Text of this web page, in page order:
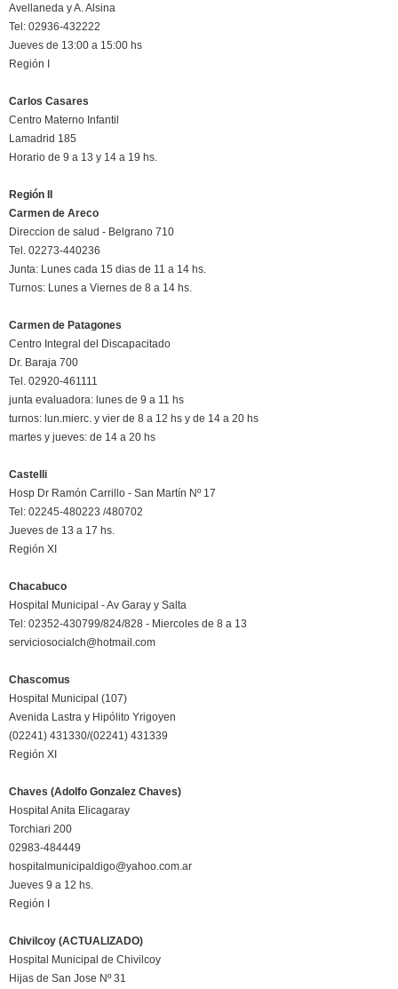
Avellaneda y A. Alsina
Tel: 02936-432222
Jueves de 13:00 a 15:00 hs
Región I
Carlos Casares
Centro Materno Infantil
Lamadrid 185
Horario de 9 a 13 y 14 a 19 hs.
Región II
Carmen de Areco
Direccion de salud - Belgrano 710
Tel. 02273-440236
Junta: Lunes cada 15 dias de 11 a 14 hs.
Turnos: Lunes a Viernes de 8 a 14 hs.
Carmen de Patagones
Centro Integral del Discapacitado
Dr. Baraja 700
Tel. 02920-461111
junta evaluadora: lunes de 9 a 11 hs
turnos: lun.mierc. y vier de 8 a 12 hs y de 14 a 20 hs
martes y jueves: de 14 a 20 hs
Castelli
Hosp Dr Ramón Carrillo - San Martín Nº 17
Tel: 02245-480223 /480702
Jueves de 13 a 17 hs.
Región XI
Chacabuco
Hospital Municipal - Av Garay y Salta
Tel: 02352-430799/824/828 - Miercoles de 8 a 13
serviciosocialch@hotmail.com
Chascomus
Hospital Municipal (107)
Avenida Lastra y Hipólito Yrigoyen
(02241) 431330/(02241) 431339
Región XI
Chaves (Adolfo Gonzalez Chaves)
Hospital Anita Elicagaray
Torchiari 200
02983-484449
hospitalmunicipaldigo@yahoo.com.ar
Jueves 9 a 12 hs.
Región I
Chivilcoy (ACTUALIZADO)
Hospital Municipal de Chivilcoy
Hijas de San Jose Nº 31